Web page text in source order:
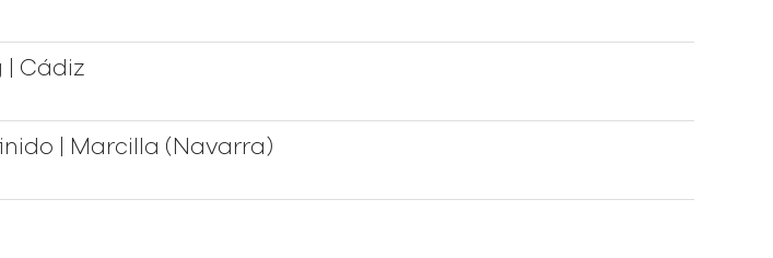
| Cádiz
| Marcilla (Navarra)